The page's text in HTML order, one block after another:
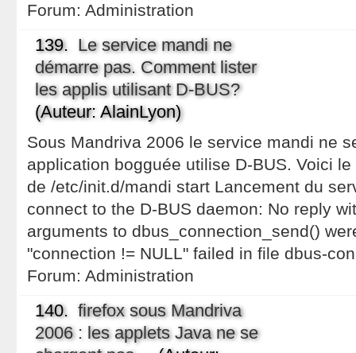
Forum: Administration
139. Le service mandi ne
démarre pas. Comment lister
les applis utilisant D-BUS?
(Auteur: AlainLyon)
Sous Mandriva 2006 le service mandi ne
application bogguée utilise D-BUS. Voici
de /etc/init.d/mandi start Lancement du
connect to the D-BUS daemon: No reply
arguments to dbus_connection_send()
"connection != NULL" failed in file dbus-
Forum: Administration
140. firefox sous Mandriva
2006 : les applets Java ne se